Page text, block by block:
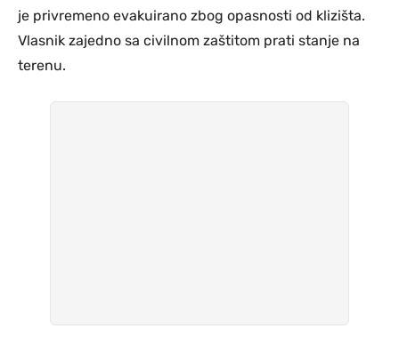
je privremeno evakuirano zbog opasnosti od klizišta.
Vlasnik zajedno sa civilnom zaštitom prati stanje na
terenu.